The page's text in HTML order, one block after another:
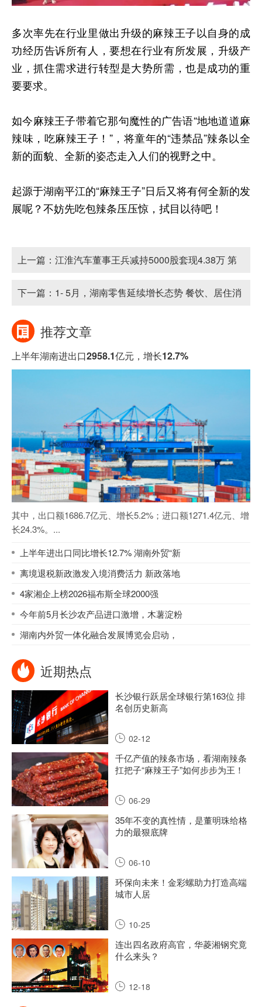
多次率先在行业里做出升级的麻辣王子以自身的成
功经历告诉所有人，要想在行业有所发展，升级产
业，抓住需求进行转型是大势所需，也是成功的重
要要求。
如今麻辣王子带着它那句魔性的广告语“地地道道麻
辣味，吃麻辣王子！”，将童年的“违禁品”辣条以全
新的面貌、全新的姿态走入人们的视野之中。
起源于湖南平江的“麻辣王子”日后又将有何全新的发
展呢？不妨先吃包辣条压压惊，拭目以待吧！
上一篇： 江淮汽车董事王兵减持5000股套现4.38万 第
一季度扣非后仍处于亏损状态
下一篇： 1- 5月，湖南零售延续增长态势 餐饮、居住消
费不断上升
推荐文章
上半年湖南进出口2958.1亿元，增长12.7%
其中，出口额1686.7亿元、增长5.2%；进口额1271.4亿元、增
长24.3%。...
上半年进出口同比增长12.7% 湖南外贸“新
离境退税新政激发入境消费活力 新政落地
4家湘企上榜2026福布斯全球2000强
今年前5月长沙农产品进口激增，木薯淀粉
湖南内外贸一体化融合发展博览会启动，
近期热点
长沙银行跃居全球银行第163位 排
名创历史新高
02-12
千亿产值的辣条市场，看湖南辣条
扛把子“麻辣王子”如何步步为王！
06-29
35年不变的真性情，是董明珠给格
力的最狠底牌
06-10
环保向未来！金彩螺助力打造高端
城市人居
10-25
连出四名政府高官，华菱湘钢究竟
什么来头？
12-18